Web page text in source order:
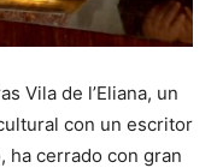
Vila de l’Eliana, un
con un escritor
cerrado con gran